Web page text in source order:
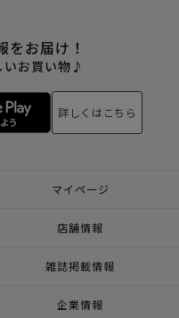
お届け！
いお買い物♪
詳しくはこちら
マイページ
店舗情報
雑誌掲載情報
企業情報